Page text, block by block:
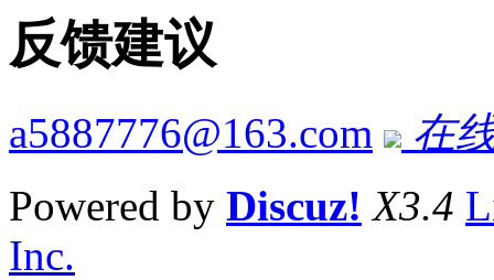
反馈建议
a5887776@163.com
在
Powered by Discuz! X3.4
Inc.